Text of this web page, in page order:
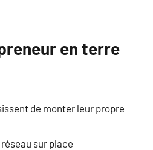
en terre
de monter leur propre
sur place